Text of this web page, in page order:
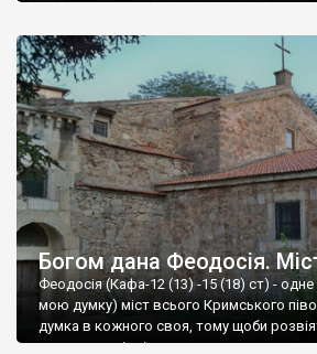
Богом дана Феодосія.
Феодосія (Кафа-12 (13) -15 (18) ст) - одне
мою думку) міст всього Кримського
думка в кожного своя, тому щоби
запрошую відвідати це